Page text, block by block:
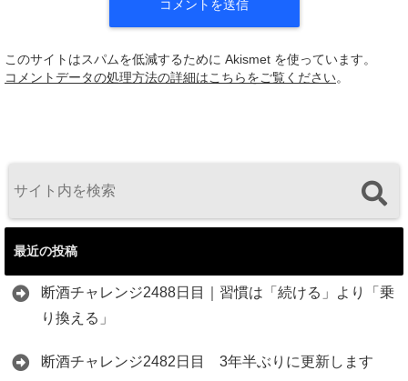
このサイトはスパムを低減するために Akismet を使っています。
コメントデータの処理方法の詳細はこちらをご覧ください。
最近の投稿
断酒チャレンジ2488日目｜習慣は「続ける」より「乗
り換える」
断酒チャレンジ2482日目 3年半ぶりに更新します